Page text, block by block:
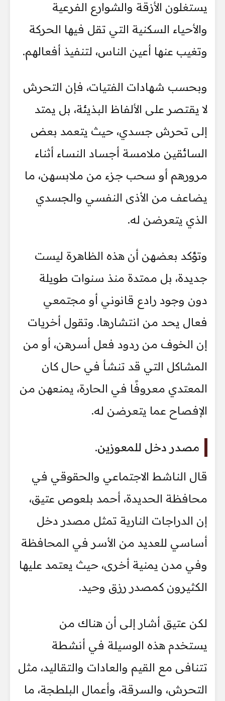
يستغلون الأزقة والشوارع الفرعية
والأحياء السكنية التي تقل فيها الحركة
وتغيب عنها أعين الناس، لتنفيذ أفعالهم.
وبحسب شهادات الفتيات، فإن التحرش
لا يقتصر على الألفاظ البذيئة، بل يمتد
إلى تحرش جسدي، حيث يتعمد بعض
السائقين ملامسة أجساد النساء أثناء
مرورهم أو سحب جزء من ملابسهن، ما
يضاعف من الأذى النفسي والجسدي
الذي يتعرضن له.
وتؤكد بعضهن أن هذه الظاهرة ليست
جديدة، بل ممتدة منذ سنوات طويلة
دون وجود رادع قانوني أو مجتمعي
فعال يحد من انتشارها. وتقول أخريات
إن الخوف من ردود فعل أسرهن، أو من
المشاكل التي قد تنشأ في حال كان
المعتدي معروفًا في الحارة، يمنعهن من
الإفصاح عما يتعرضن له.
مصدر دخل للمعوزين.
قال الناشط الاجتماعي والحقوقي في
محافظة الحديدة، أحمد بلعوص عتيق،
إن الدراجات النارية تمثل مصدر دخل
أساسي للعديد من الأسر في المحافظة
وفي مدن يمنية أخرى، حيث يعتمد عليها
الكثيرون كمصدر رزق وحيد.
لكن عتيق أشار إلى أن هناك من
يستخدم هذه الوسيلة في أنشطة
تتنافى مع القيم والعادات والتقاليد، مثل
التحرش، والسرقة، وأعمال البلطجة، ما